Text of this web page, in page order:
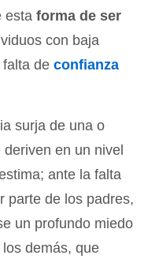
esta forma de ser
con baja
de confianza
surja de una o
en un nivel
ante la falta
parte de los padres,
un profundo miedo
demás, que